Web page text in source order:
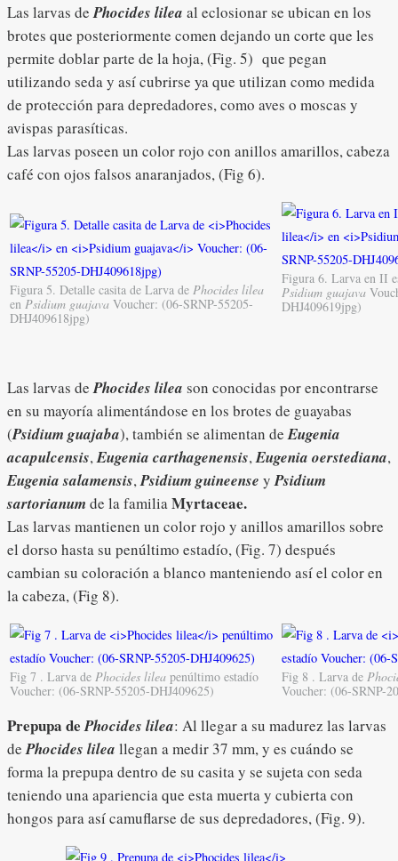
Las larvas dePhocides lilea al eclosionar se ubican en los
brotes que posteriormente comen dejando un corte que les
permite doblar parte de la hoja, (Fig. 5) que pegan
utilizando seda y así cubrirse ya que utilizan como medida
de protección para depredadores, como aves o moscas y
avispas parasíticas.
Las larvas poseen un color rojo con anillos amarillos, cabeza
café con ojos falsos anaranjados, (Fig 6).
Figura 5. Detalle casita de Larva de Phocides lilea
en Psidium guajava Voucher: (06-SRNP-55205-
DHJ409618jpg)
Figura 6. Larva en II
Psidium guajava
DHJ409619jpg)
Las larvas dePhocides lilea son conocidas por encontrarse
en su mayoría alimentándose en los brotes de guayabas
(Psidium guajaba), también se alimentan deEugenia
acapulcensis,Eugenia carthagenensis,Eugenia oerstediana,
Eugenia salamensis,Psidium guineense yPsidium
sartorianum de la familiaMyrtaceae.
Las larvas mantienen un color rojo y anillos amarillos sobre
el dorso hasta su penúltimo estadío, (Fig. 7) después
cambian su coloración a blanco manteniendo así el color en
la cabeza, (Fig 8).
Fig 7 . Larva de Phocides lilea penúltimo estadío
Voucher: (06-SRNP-55205-DHJ409625)
Fig 8 . Larva de
Voucher: (06-SRNP-
Prepupa de Phocides lilea: Al llegar a su madurez las larvas
dePhocides lilea llegan a medir 37 mm, y es cuándo se
forma la prepupa dentro de su casita y se sujeta con seda
teniendo una apariencia que esta muerta y cubierta con
hongos para así camuflarse de sus depredadores, (Fig. 9).